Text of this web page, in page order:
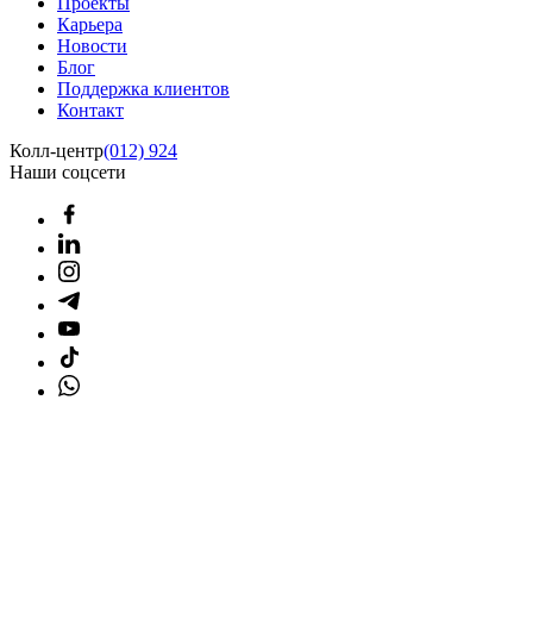
Карьера
Новости
Блог
Поддержка клиентов
Контакт
Колл-центр(012) 924
Наши соцсети